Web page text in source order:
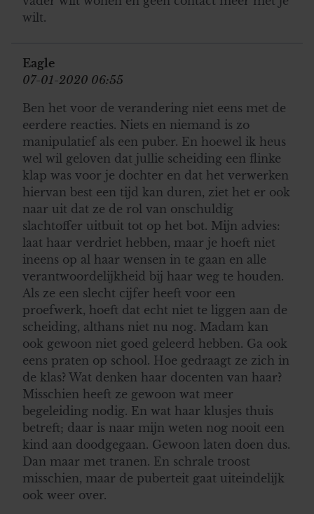
wilt.
Eagle
07-01-2020 06:55
Ben het voor de verandering niet eens met de
eerdere reacties. Niets en niemand is zo
manipulatief als een puber. En hoewel ik heus
wel wil geloven dat jullie scheiding een flinke
klap was voor je dochter en dat het verwerken
hiervan best een tijd kan duren, ziet het er ook
naar uit dat ze de rol van onschuldig
slachtoffer uitbuit tot op het bot. Mijn advies:
laat haar verdriet hebben, maar je hoeft niet
ineens op al haar wensen in te gaan en alle
verantwoordelijkheid bij haar weg te houden.
Als ze een slecht cijfer heeft voor een
proefwerk, hoeft dat echt niet te liggen aan de
scheiding, althans niet nu nog. Madam kan
ook gewoon niet goed geleerd hebben. Ga ook
eens praten op school. Hoe gedraagt ze zich in
de klas? Wat denken haar docenten van haar?
Misschien heeft ze gewoon wat meer
begeleiding nodig. En wat haar klusjes thuis
betreft; daar is naar mijn weten nog nooit een
kind aan doodgegaan. Gewoon laten doen dus.
Dan maar met tranen. En schrale troost
misschien, maar de puberteit gaat uiteindelijk
ook weer over.